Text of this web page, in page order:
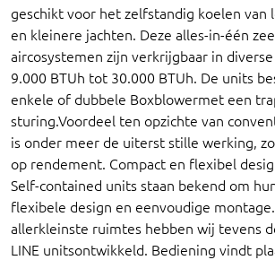
geschikt voor het zelfstandig koelen van
en kleinere jachten. Deze alles-in-één
aircosystemen zijn verkrijgbaar in
9.000 BTUh tot 30.000 BTUh. De units
enkele of dubbele Boxblowermet een
sturing.Voordeel ten opzichte van
is onder meer de uiterst stille werking,
op rendement. Compact en flexibel
Self-contained units staan bekend om
flexibele design en eenvoudige
allerkleinste ruimtes hebben wij tevens
LINE unitsontwikkeld. Bediening vindt